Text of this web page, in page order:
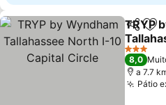
Partilhar
TRYP
Capital
Ver
3 Estrelas
8,0
a 7.7
Pátio